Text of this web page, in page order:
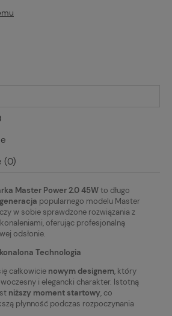
kosztów płatności
(0)
Master Power 2.0 45Wto długo
popularnego modelu Master
w sobie sprawdzone rozwiązania z
oferując profesjonalną
odsłonie.
Technologia
całkowicie nowym designem, który
i elegancki charakter. Istotną
niższy moment startowy, co
płynność podczas rozpoczynania